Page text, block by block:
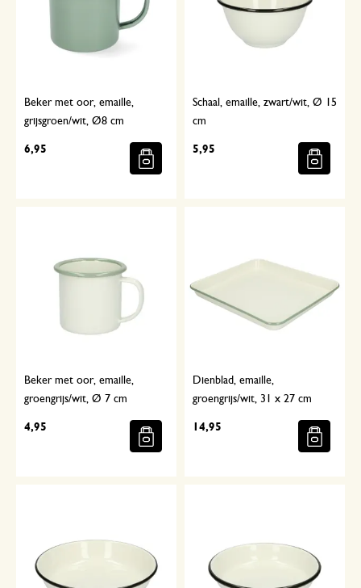
Beker met oor, emaille,
grijsgroen/wit, Ø8 cm
6,95
Schaal, emaille, zwart/wit, Ø 15
cm
5,95
Beker met oor, emaille,
groengrijs/wit, Ø 7 cm
4,95
Dienblad, emaille,
groengrijs/wit, 31 x 27 cm
14,95